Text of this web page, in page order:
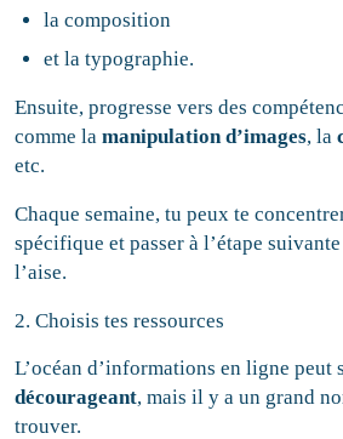
la composition
et la typographie.
Ensuite, progresse vers des
comme lamanipulation d’images, la
etc.
Chaque semaine, tu peux te
spécifique et passer à l’étape
l’aise.
2. Choisis tes ressources
L’océan d’informations en ligne peut
décourageant, mais il y a un grand
trouver.